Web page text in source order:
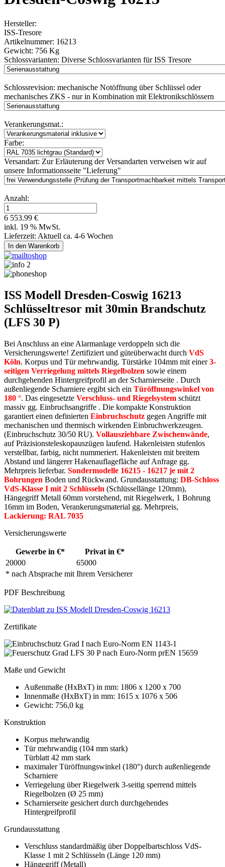
Hersteller:
ISS-Tresore
Artikelnummer: 16213
Gewicht: 756 Kg
Schlossvarianten: Diverse Schlossvarianten für ISS Tresore
Schlossrevision: mechanische Notöffnung über Schlüssel oder
mechanisches ZKS - nur in Kombination mit Elektronikschlössern
Verankerungsmat.:
Farbe:
Versandart: Zur Erläuterung der Versandarten verweisen wir auf
unsere Informationsseite "Lieferung"
Anzahl:
6 553.99 €
inkl. 19 % MwSt.
Lieferzeit: Aktuell ca. 4-6 Wochen
ISS Modell Dresden-Coswig 16213
Schlüsseltresor mit 30min Brandschutz
(LFS 30 P)
Bei Anschluss an eine Alarmanlage verdoppeln sich die
Versicherungswerte! Zertifiziert und güteüberwacht durch VdS
Köln. Korpus und Tür mehrwandig. Türstärke 104mm mit einer3-
seitigen Verriegelung mittels Riegelbolzen sowie einem
durchgehenden Hintergreifprofil an der Scharnierseite . Durch
außenliegende Scharniere ergibt sich ein Türöffnungswinkel von
180 °. Das eingesetzte Verschluss- und Riegelsystem schützt
massiv gg. Einbruchsangriffe . Die kompakte Konstruktion
garantiert einen definierten Einbruchschutz gegen Angriffe mit
mechanischen und thermisch wirkenden Einbruchwerkzeugen.
(Einbruchschutz 30/50 RU). Vollausziehbare Zwischenwände,
auf Präzisionsteleskopauszügen laufend. Hakenleisten stufenlos
verstellbar, farbig, nicht nummeriert. Hakenleisten mit breitem
Abstand und längerer Hakenauflagefläche auf Anfrage gg.
Mehrpreis lieferbar. Sondermodelle 16215 - 16217 je mit 2
Bohrungen Boden und Rückwand. Grundausstattung: DB-Schloss
VdS-Klasse I mit 2 Schlüsseln (Schlüssellänge 120mm),
Hängegriff Metall 60mm vorstehend, mit Riegelwerk, 1 Bohrung
16mm im Boden, Verankerungsmaterial gg. Mehrpreis,
Lackierung: RAL 7035
Versicherungswerte
Gewerbe in €* Privat in €*
* nach Absprache mit Ihrem Versicherer
20000 65000
PDF Beschreibung
Zertifikate
Maße und Gewicht
Außenmaße (HxBxT) in mm: 1806 x 1200 x 700
Innenmaße (HxBxT) in mm: 1615 x 1076 x 506
Gewicht: 756,0 kg
Konstruktion
Korpus mehrwandig
Tür mehrwandig (104 mm stark)
Türblatt 42 mm stark
maximaler Türöffnungswinkel (180°) durch außenliegende
Scharniere
Verriegelung über Riegelwerk 3-seitig sperrend mittels
Riegelbolzen (Ø 25 mm)
Scharnierseite gesichert durch durchgehendes
Hintergreifprofil
Grundausstattung
Verschluss standardmäßig über Doppelbartschloss VdS-
Klasse 1 mit 2 Schlüsseln (Länge 120 mm)
Hängegriff (Metall)